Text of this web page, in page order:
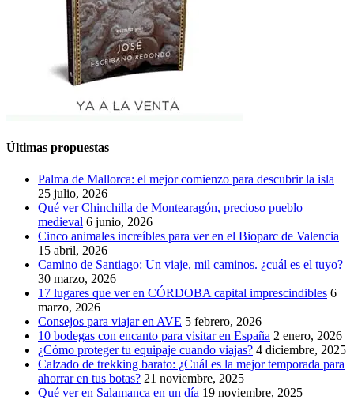
Últimas propuestas
Palma de Mallorca: el mejor comienzo para descubrir la isla
25 julio, 2026
Qué ver Chinchilla de Montearagón, precioso pueblo
medieval 6 junio, 2026
Cinco animales increíbles para ver en el Bioparc de Valencia
15 abril, 2026
Camino de Santiago: Un viaje, mil caminos. ¿cuál es el tuyo?
30 marzo, 2026
17 lugares que ver en CÓRDOBA capital imprescindibles 6
marzo, 2026
Consejos para viajar en AVE 5 febrero, 2026
10 bodegas con encanto para visitar en España 2 enero, 2026
¿Cómo proteger tu equipaje cuando viajas? 4 diciembre, 2025
Calzado de trekking barato: ¿Cuál es la mejor temporada para
ahorrar en tus botas? 21 noviembre, 2025
Qué ver en Salamanca en un día 19 noviembre, 2025